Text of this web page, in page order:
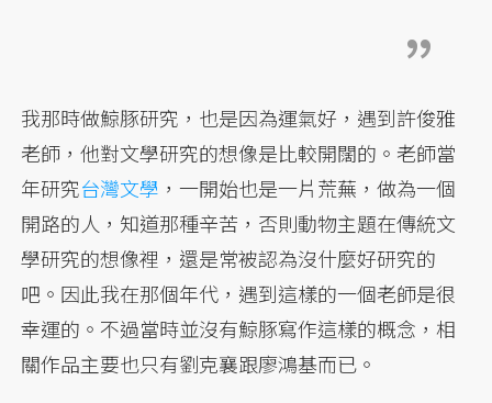
我那時做鯨豚研究，也是因為運氣好，遇到許俊雅
老師，他對文學研究的想像是比較開闊的。老師當
年研究台灣文學 ，一開始也是一片荒蕪，做為一個
開路的人，知道那種辛苦，否則動物主題在傳統文
學研究的想像裡，還是常被認為沒什麼好研究的
吧。因此我在那個年代，遇到這樣的一個老師是很
幸運的。不過當時並沒有鯨豚寫作這樣的概念，相
關作品主要也只有劉克襄跟廖鴻基而已。